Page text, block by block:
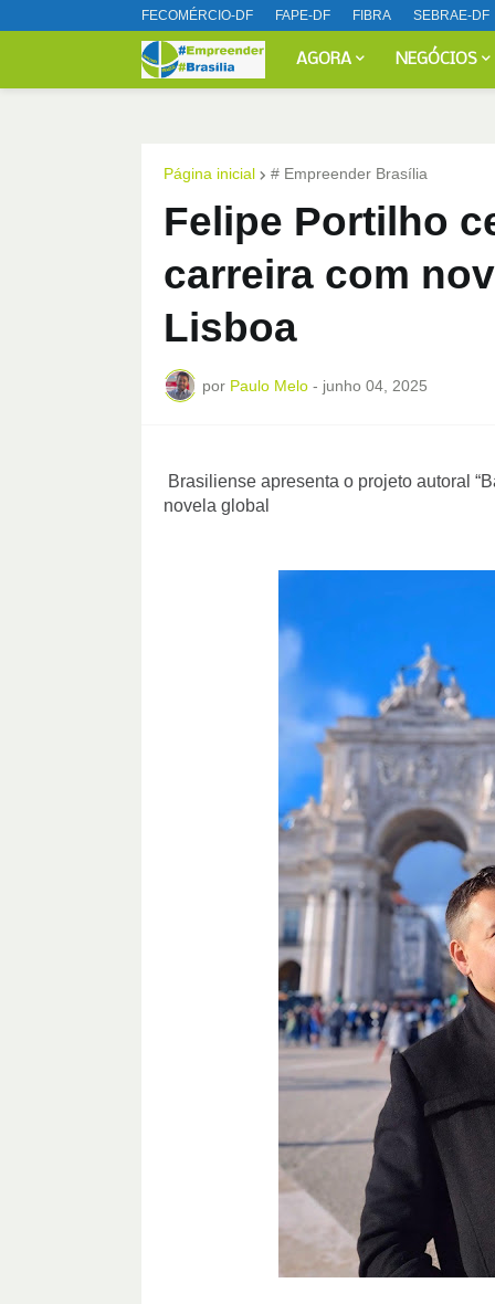
FECOMÉRCIO-DF FAPE-DF FIBRA SEBRAE-DF
AGORA NEGÓCIOS
Página inicial # Empreender Brasília
Felipe Portilho
carreira com
Lisboa
por Paulo Melo - junho 04, 2025
Brasiliense apresenta o projeto autoral
novela global